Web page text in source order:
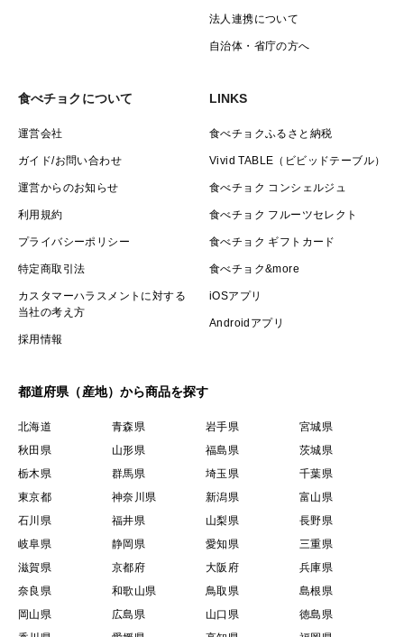
法人連携について
自治体・省庁の方へ
食べチョクについて
運営会社
ガイド/お問い合わせ
運営からのお知らせ
利用規約
プライバシーポリシー
特定商取引法
カスタマーハラスメントに対する
当社の考え方
採用情報
LINKS
食べチョクふるさと納税
Vivid TABLE（ビビッドテーブル）
食べチョク コンシェルジュ
食べチョク フルーツセレクト
食べチョク ギフトカード
食べチョク&more
iOSアプリ
Androidアプリ
都道府県（産地）から商品を探す
北海道 青森県 岩手県
宮城県
秋田県
山形県 福島県
茨城県
栃木県
群馬県 埼玉県
千葉県
東京都
神奈川県 新潟県
富山県
石川県
福井県 山梨県
長野県
岐阜県
静岡県 愛知県
三重県
滋賀県
京都府 大阪府
兵庫県
奈良県
和歌山県 鳥取県
島根県
岡山県
広島県 山口県
徳島県